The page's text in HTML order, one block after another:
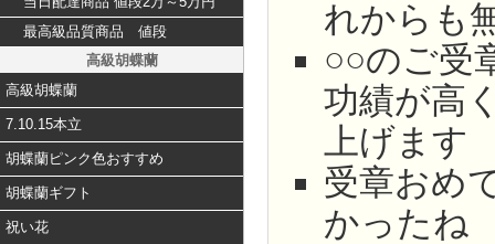
最高級品質商品 値段
高級胡蝶蘭
高級胡蝶蘭
7.10.15本立
胡蝶蘭ピンク色おすすめ
胡蝶蘭ギフト
祝い花
れからも
○○のご受
功績が高
上げま
受章おめ
かったね